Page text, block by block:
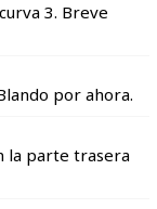
3. Breve
por ahora.
la parte trasera